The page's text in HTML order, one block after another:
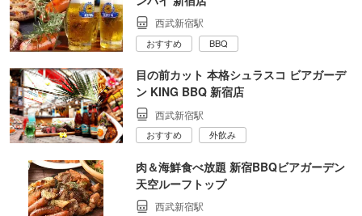
西武新宿駅
おすすめ BBQ
目の前カット 本格シュラスコ ビアガーデ
ン KING BBQ 新宿店
西武新宿駅
おすすめ 外飲み
肉＆海鮮食べ放題 新宿BBQビアガーデン
天空ルーフトップ
西武新宿駅